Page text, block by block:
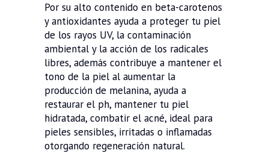
Por su alto contenido en beta-carotenos
y antioxidantes ayuda a proteger tu piel
de los rayos UV, la contaminación
ambiental y la acción de los radicales
libres, además contribuye a mantener el
tono de la piel al aumentar la
producción de melanina, ayuda a
restaurar el ph, mantener tu piel
hidratada, combatir el acné, ideal para
pieles sensibles, irritadas o inflamadas
otorgando regeneración natural.